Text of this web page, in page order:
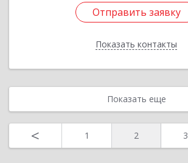
Отправить заявку
Показать контакты
Отправить заявку
Назад
Показать еще
< 1 2 3